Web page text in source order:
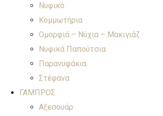
Νυφικό
Κομμωτήρια
Ομορφιά – Νύχια – Μακιγιάζ
Νυφικά Παπούτσια
Παρανυφάκια
Στέφανα
ΓΑΜΠΡΟΣ
Αξεσουάρ